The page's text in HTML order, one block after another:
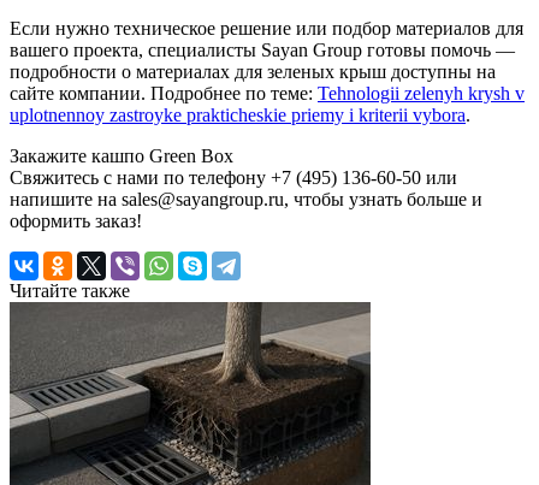
Если нужно техническое решение или подбор материалов для
вашего проекта, специалисты Sayan Group готовы помочь —
подробности о материалах для зеленых крыш доступны на
сайте компании. Подробнее по теме: Tehnologii zelenyh krysh v
uplotnennoy zastroyke prakticheskie priemy i kriterii vybora.
Закажите кашпо Green Box
Свяжитесь с нами по телефону +7 (495) 136-60-50 или
напишите на sales@sayangroup.ru, чтобы узнать больше и
оформить заказ!
Читайте также